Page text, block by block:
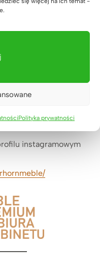
Polityka prywatności
naszego funpage’a
instagramowym